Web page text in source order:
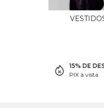
15% DE
PIX à vista